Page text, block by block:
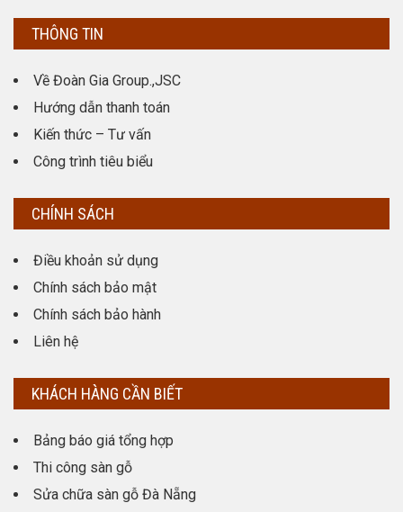
THÔNG TIN
Về Đoàn Gia Group.,JSC
Hướng dẫn thanh toán
Kiến thức – Tư vấn
Công trình tiêu biểu
CHÍNH SÁCH
Điều khoản sử dụng
Chính sách bảo mật
Chính sách bảo hành
Liên hệ
KHÁCH HÀNG CẦN BIẾT
Bảng báo giá tổng hợp
Thi công sàn gỗ
Sửa chữa sàn gỗ Đà Nẵng